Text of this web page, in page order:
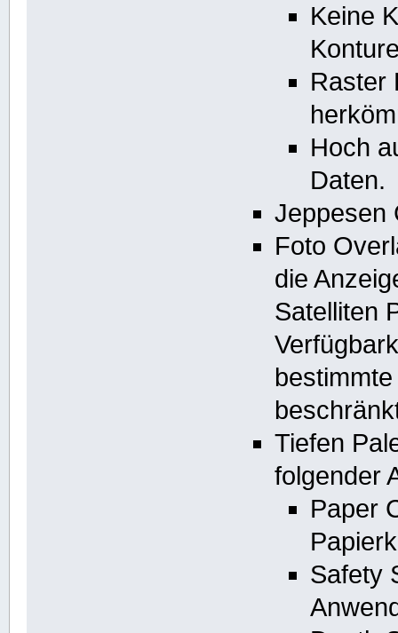
Keine
Raster
Hoch
Daten.
Jeppesen
Foto
die
Satelliten
Tiefen
folgender
Paper
Safety